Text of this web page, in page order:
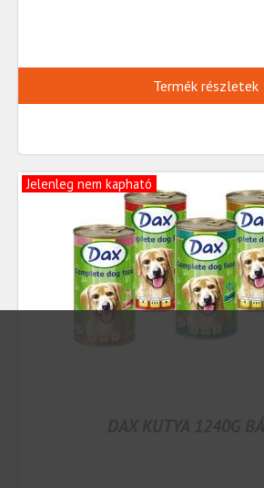
Termék részletek
Jelenleg nem kapható